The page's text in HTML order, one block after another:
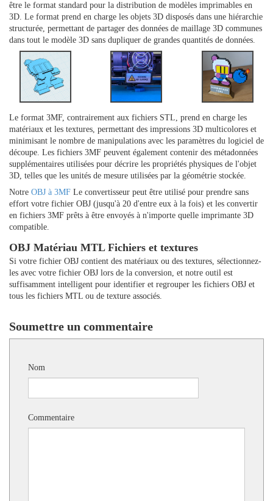
être le format standard pour la distribution de modèles imprimables en
3D. Le format prend en charge les objets 3D disposés dans une hiérarchie
structurée, permettant de partager des données de maillage 3D communes
dans tout le modèle 3D sans dupliquer de grandes quantités de données.
Le format 3MF, contrairement aux fichiers STL, prend en charge les
matériaux et les textures, permettant des impressions 3D multicolores et
minimisant le nombre de manipulations avec les paramètres du logiciel de
découpe. Les fichiers 3MF peuvent également contenir des métadonnées
supplémentaires utilisées pour décrire les propriétés physiques de l'objet
3D, telles que les unités de mesure utilisées par la géométrie stockée.
Notre OBJ à 3MF Le convertisseur peut être utilisé pour prendre sans
effort votre fichier OBJ (jusqu'à 20 d'entre eux à la fois) et les convertir
en fichiers 3MF prêts à être envoyés à n'importe quelle imprimante 3D
compatible.
OBJ Matériau MTL Fichiers et textures
Si votre fichier OBJ contient des matériaux ou des textures, sélectionnez-
les avec votre fichier OBJ lors de la conversion, et notre outil est
suffisamment intelligent pour identifier et regrouper les fichiers OBJ et
tous les fichiers MTL ou de texture associés.
Soumettre un commentaire
Nom
Commentaire